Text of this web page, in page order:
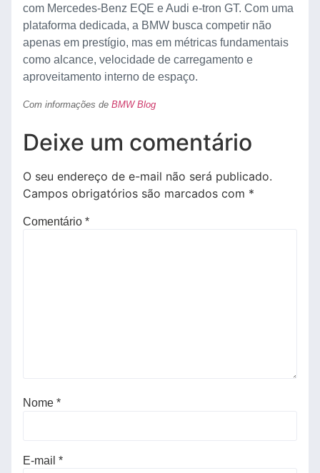
com Mercedes-Benz EQE e Audi e-tron GT. Com uma
plataforma dedicada, a BMW busca competir não
apenas em prestígio, mas em métricas fundamentais
como alcance, velocidade de carregamento e
aproveitamento interno de espaço.
Com informações de BMW Blog
Deixe um comentário
O seu endereço de e-mail não será publicado.
Campos obrigatórios são marcados com *
Comentário *
Nome *
E-mail *